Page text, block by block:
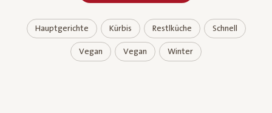
Hauptgerichte Kürbis Restlküche Schnell
Vegan Vegan Winter